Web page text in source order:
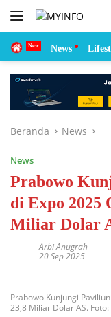
Langsung
Home News
Beranda News
News
Prabowo
di Expo 2025
Miliar Dolar
Arbi Anugrah
20 Sep 2025
Prabowo Kunjungi
23,8 Miliar Dolar AS. Foto: